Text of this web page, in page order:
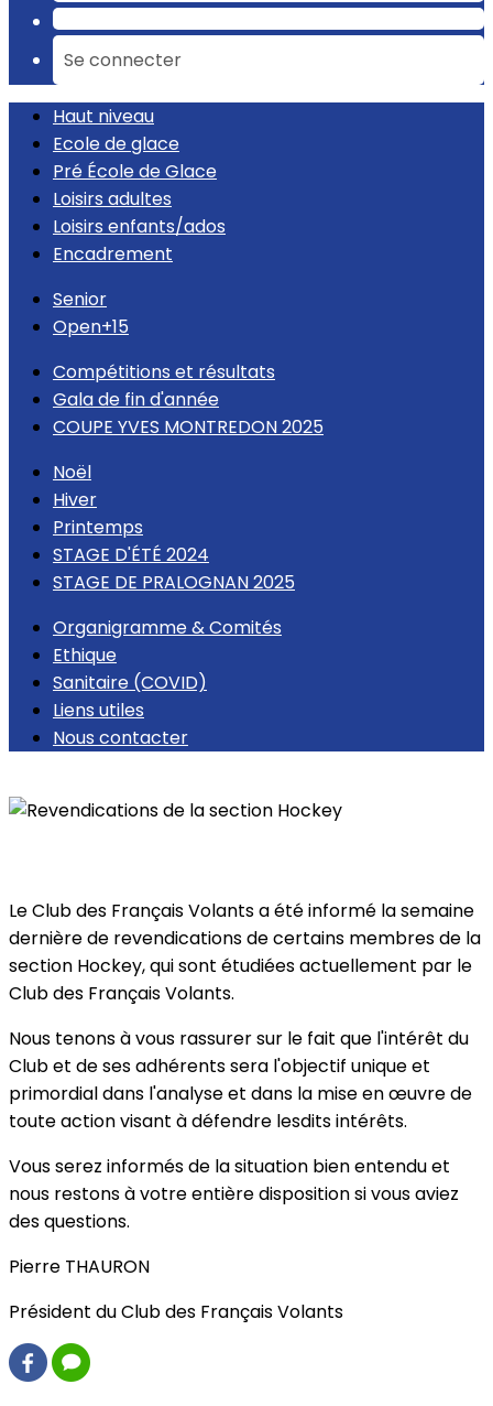
Se connecter
Haut niveau
Ecole de glace
Pré École de Glace
Loisirs adultes
Loisirs enfants/ados
Encadrement
Senior
Open+15
Compétitions et résultats
Gala de fin d'année
COUPE YVES MONTREDON 2025
Noël
Hiver
Printemps
STAGE D'ÉTÉ 2024
STAGE DE PRALOGNAN 2025
Organigramme & Comités
Ethique
Sanitaire (COVID)
Liens utiles
Nous contacter
Le Club des Français Volants a été informé la semaine
dernière de revendications de certains membres de la
section Hockey, qui sont étudiées actuellement par le
Club des Français Volants.
Nous tenons à vous rassurer sur le fait que l'intérêt du
Club et de ses adhérents sera l'objectif unique et
primordial dans l'analyse et dans la mise en œuvre de
toute action visant à défendre lesdits intérêts.
Vous serez informés de la situation bien entendu et
nous restons à votre entière disposition si vous aviez
des questions.
Pierre THAURON
Président du Club des Français Volants